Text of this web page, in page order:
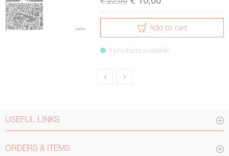
Add to cart
5 products available
USEFUL LINKS
ORDERS & ITEMS